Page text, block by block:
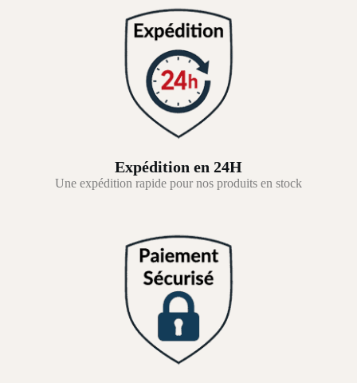
Expédition en 24H
Une expédition rapide pour nos produits en stock